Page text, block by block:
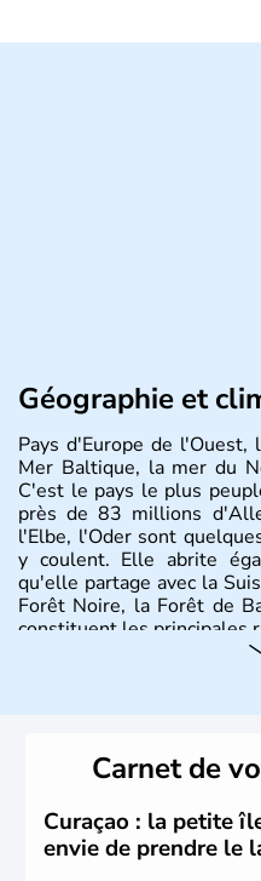
Géographie et
Pays d'Europe de
Mer Baltique, la mer du
C'est le pays le plus
près de 83 millions
l'Elbe, l'Oder sont
y coulent. Elle abrite
qu'elle partage avec la
Forêt Noire, la Forêt de
constituent les principales
lesquelles bénéficient
peut se targuer de grands
les domaines, des arts à
philosophie. Hertz,
Herman Hesse ou bien
Carnet de
Curaçao : la petite
envie de prendre le